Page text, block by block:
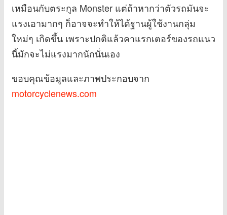
เหมือนกับตระกูล Monster แต่ถ้าหากว่าตัวรถมันจะ
แรงเอามากๆ ก็อาจจะทำให้ได้ฐานผู้ใช้งานกลุ่ม
ใหม่ๆ เกิดขึ้น เพราะปกติแล้วคาแรกเตอร์ของรถแนว
นี้มักจะไม่แรงมากนักนั่นเอง
ขอบคุณข้อมูลและภาพประกอบจาก
motorcyclenews.com